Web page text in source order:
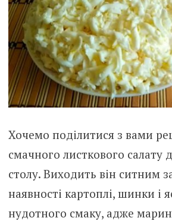
Хочемо поділитися з вами
смачного листкового салату
столу. Виходить він ситним
наявності картоплі, шинки і
нудотного смаку, адже